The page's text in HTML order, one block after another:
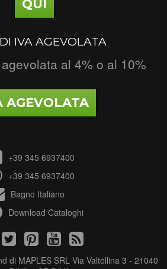
QUI
IVA AGEVOLATA
al 4% o al 10%
AGEVOLATA
+39 345 6937400
+39 345 6937400
Bagno Italiano
Download Cataloghi
di MAPLES SRL Via Valtellina 3 - 21040